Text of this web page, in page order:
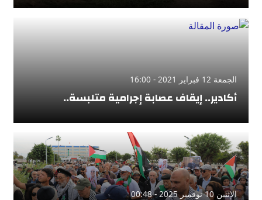
الجمعة 12 فبراير 2021 - 16:00
أكادير.. إيقاف عصابة إجرامية متلبسة..
الإثنين 10 نوفمبر 2025 - 00:48